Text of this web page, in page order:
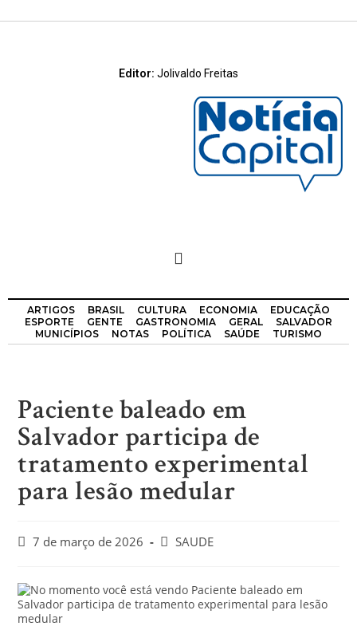
Editor: Jolivaldo Freitas
ARTIGOS BRASIL CULTURA ECONOMIA
EDUCAÇÃO
ESPORTE
GENTE GASTRONOMIA GERAL
SALVADOR
MUNICÍPIOS
NOTAS POLÍTICA SAÚDE TURISMO
Paciente baleado em
Salvador participa de
tratamento experimental
para lesão medular
7 de março de 2026 SAUDE